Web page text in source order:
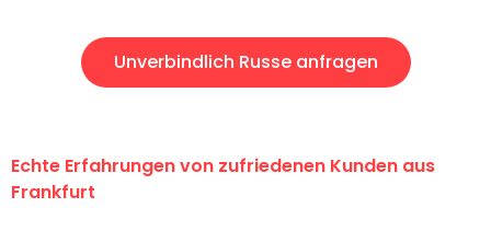
Unverbindlich Russe anfragen
Echte Erfahrungen von zufriedenen Kunden aus
Frankfurt